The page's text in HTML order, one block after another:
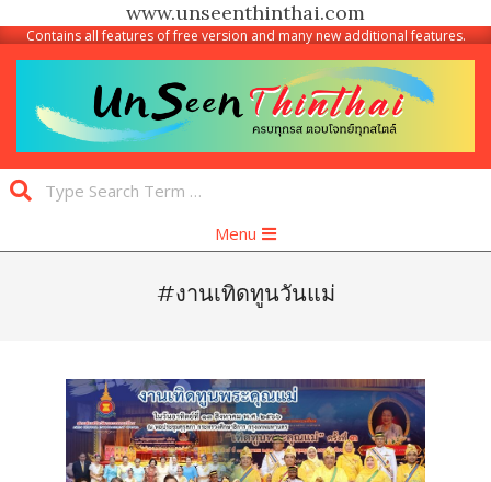
www.unseenthinthai.com
SkipContains all features of free version and many new additional features.
Unseen
Thinthai
Navigation
Menu
#งานเทิดทูนวันแม่